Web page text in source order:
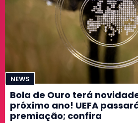
NEWS
Bola de Ouro terá
próximo ano! UEFA
premiação; confira